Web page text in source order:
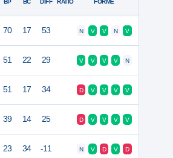
70 17 53 N V V N V
51 22 29 V V V V N
51 17 34 D V V V V
39 14 25 D V V V V
23 34 -11 N V D V D